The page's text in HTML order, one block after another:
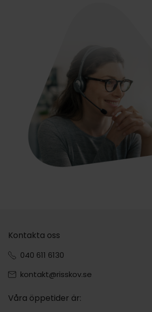
Kontakta oss
040 611 6130
kontakt@risskov.se
Våra öppetider är: